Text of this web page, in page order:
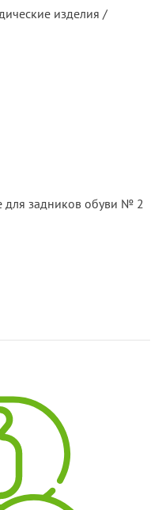
изделия /
для задников обуви № 2